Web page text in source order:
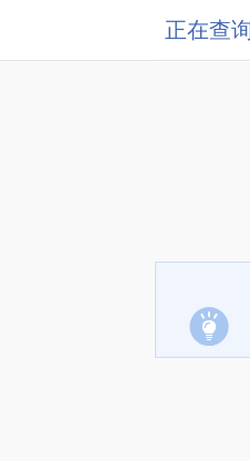
正在查